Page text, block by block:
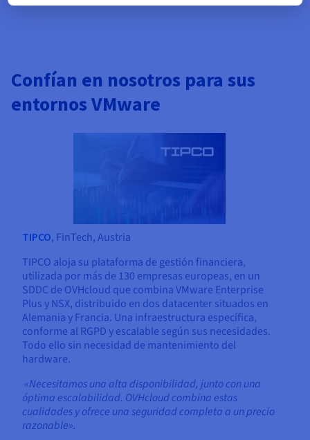
Confían en nosotros para sus
entornos VMware
TIPCO, FinTech, Austria
TIPCO aloja su plataforma de gestión financiera,
utilizada por más de 130 empresas europeas, en un
SDDC de OVHcloud que combina VMware Enterprise
Plus y NSX, distribuido en dos datacenter situados en
Alemania y Francia. Una infraestructura específica,
conforme al RGPD y escalable según sus necesidades.
Todo ello sin necesidad de mantenimiento del
hardware.
«Necesitamos una alta disponibilidad, junto con una
óptima escalabilidad. OVHcloud combina estas
cualidades y ofrece una seguridad completa a un precio
razonable».